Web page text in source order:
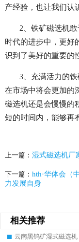
产经验，也让我们认
2、铁矿磁选机
时代的进步中，更好
识到了美好的重要的
3、充满活力的
在市场中将会更加的
磁选机还是会慢慢的
短的时间内，能够再
上一篇： 湿式磁选机厂
下一篇： hth·华体会（
力发展自身
相关推荐
云南黑钨矿湿式磁选机